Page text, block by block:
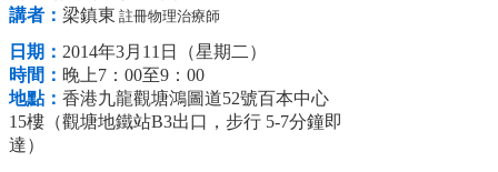
講者： 梁鎮東 註冊物理治療師
日期： 2014年3月11日（星期二）
時間： 晚上7：00至9：00
地點： 香港九龍觀塘鴻圖道52號百本中心
15樓（觀塘地鐵站B3出口，步行 5-7分鐘即
達）